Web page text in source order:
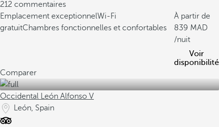
212 commentaires
Emplacement exceptionnelWi-Fi
gratuitChambres fonctionnelles et confortables
À partir de
839
/nuit
Voir
disponibilité
Comparer
Occidental León Alfonso V
León, Spain